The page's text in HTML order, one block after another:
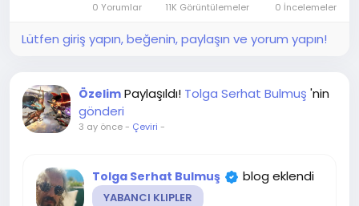
0 Yorumlar 11K Görüntülemeler 0 İncelemeler
Lütfen giriş yapın, beğenin, paylaşın ve yorum yapın!
Özelim Paylaşıldı! Tolga Serhat Bulmuş 'nin
gönderi
3 ay önce- Çeviri -
Tolga Serhat Bulmuş blog eklendi
YABANCI KLIPLER